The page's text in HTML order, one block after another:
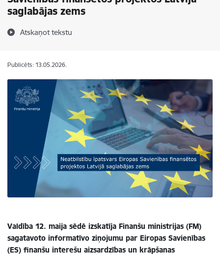
saglabājas zems
Atskaņot tekstu
Publicēts: 13.05.2026.
Valdība 12. maija sēdē izskatīja Finanšu ministrijas (FM)
sagatavoto informatīvo ziņojumu par Eiropas Savienības
(ES) finanšu interešu aizsardzības un krāpšanas